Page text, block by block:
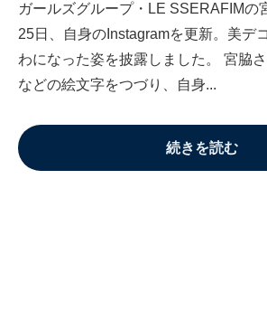
ガールズグループ・LE SSERAFIMの
25日、自身のInstagramを更新。美デ
わになった姿を披露しました。 宮脇
などの絵文字をつづり、自身...
続きを読む